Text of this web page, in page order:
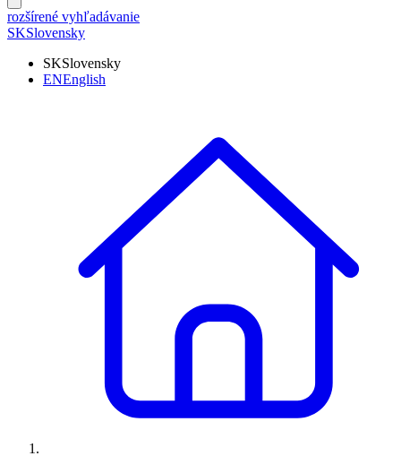
rozšírené vyhľadávanie
SKSlovensky
SKSlovensky
ENEnglish